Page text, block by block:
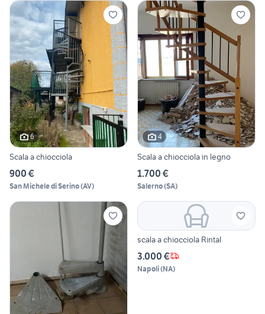
6
Scala a chiocciola
900 €
San Michele di Serino(AV)
4
Scala a chiocciola in legno
1.700 €
Salerno(SA)
scala a chiocciola Rintal
3.000 €
Napoli(NA)